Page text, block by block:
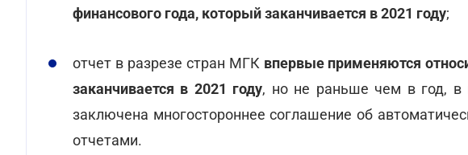
финансового года, который заканчивается в 2021 году;
отчет в разрезе стран МГК впервые применяются
заканчивается в 2021 году, но не раньше чем в год, в
заключена многостороннее соглашение об
отчетами.